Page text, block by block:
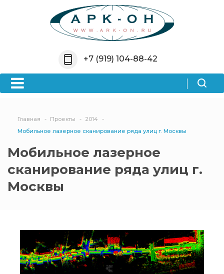
О компании
Лицензии
Проектирование
Цифровое
Сканирование
Съемка
Информация
Акции
конфиденциальности
+7 (919) 104-88-42
Главная Проекты
2014
Мобильное лазерное сканирование ряда улиц г. Москвы
Мобильное лазерное
сканирование ряда улиц г.
Москвы